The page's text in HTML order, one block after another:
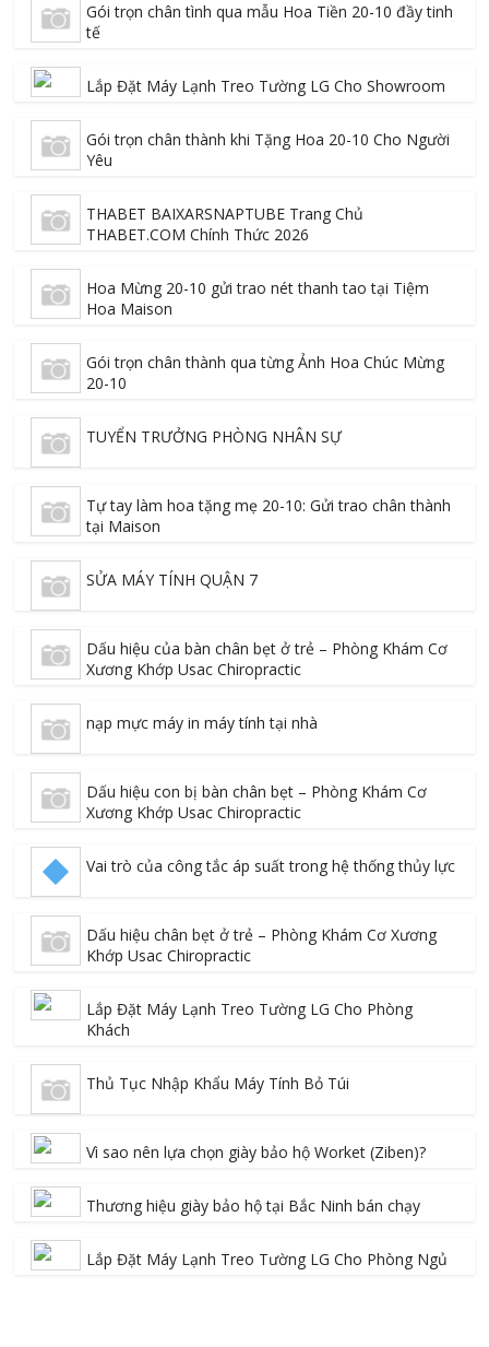
Gói trọn chân tình qua mẫu Hoa Tiền 20-10 đầy tinh
tế
Lắp Đặt Máy Lạnh Treo Tường LG Cho Showroom
Gói trọn chân thành khi Tặng Hoa 20-10 Cho Người
Yêu
THABET BAIXARSNAPTUBE Trang Chủ
THABET.COM Chính Thức 2026
Hoa Mừng 20-10 gửi trao nét thanh tao tại Tiệm
Hoa Maison
Gói trọn chân thành qua từng Ảnh Hoa Chúc Mừng
20-10
TUYỂN TRƯỞNG PHÒNG NHÂN SỰ
Tự tay làm hoa tặng mẹ 20-10: Gửi trao chân thành
tại Maison
SỬA MÁY TÍNH QUẬN 7
Dấu hiệu của bàn chân bẹt ở trẻ – Phòng Khám Cơ
Xương Khớp Usac Chiropractic
nạp mực máy in máy tính tại nhà
Dấu hiệu con bị bàn chân bẹt – Phòng Khám Cơ
Xương Khớp Usac Chiropractic
Vai trò của công tắc áp suất trong hệ thống thủy lực
Dấu hiệu chân bẹt ở trẻ – Phòng Khám Cơ Xương
Khớp Usac Chiropractic
Lắp Đặt Máy Lạnh Treo Tường LG Cho Phòng
Khách
Thủ Tục Nhập Khẩu Máy Tính Bỏ Túi
Vì sao nên lựa chọn giày bảo hộ Worket (Ziben)?
Thương hiệu giày bảo hộ tại Bắc Ninh bán chạy
Lắp Đặt Máy Lạnh Treo Tường LG Cho Phòng Ngủ